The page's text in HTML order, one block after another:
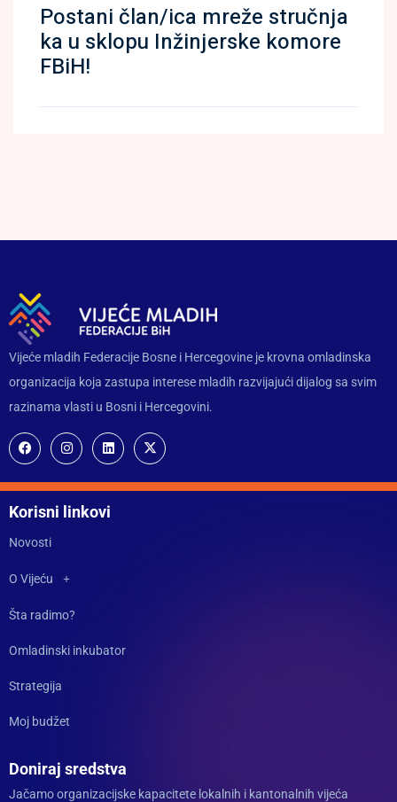
Postani član/ica mreže stručnja
ka u sklopu Inžinjerske komore
FBiH!
Vijeće mladih Federacije Bosne i Hercegovine je krovna omladinska
organizacija koja zastupa interese mladih razvijajući dijalog sa svim
razinama vlasti u Bosni i Hercegovini.
Korisni linkovi
Novosti
O Vijeću
Šta radimo?
Omladinski inkubator
Strategija
Moj budžet
Doniraj sredstva
Jačamo organizacijske kapacitete lokalnih i kantonalnih vijeća